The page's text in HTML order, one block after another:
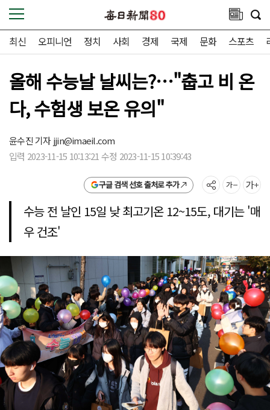
최신 오피니언 정치 사회 경제 국제 문화 스포츠
올해 수능날 날씨는?…"춥고 비 온
다, 수험생 보온 유의"
윤수진 기자jjin@imaeil.com
입력 2023-11-15 10:13:21 수정 2023-11-15 10:39:43
구글 검색 선호 출처로 추가
수능 전 날인 15일 낮 최고기온 12~15도, 대기는 '매
우 건조'